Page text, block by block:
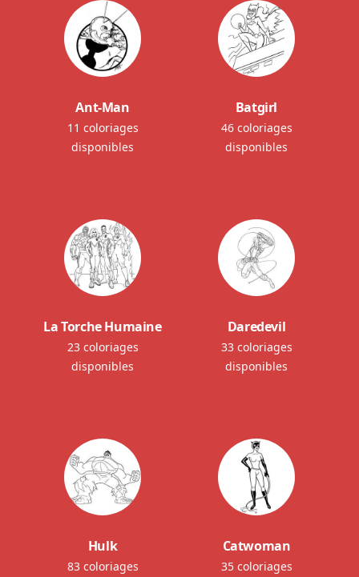
Ant-Man
11 coloriages
disponibles
Batgirl
46 coloriages
disponibles
La Torche Humaine
23 coloriages
disponibles
Daredevil
33 coloriages
disponibles
Hulk
83 coloriages
Catwoman
35 coloriages